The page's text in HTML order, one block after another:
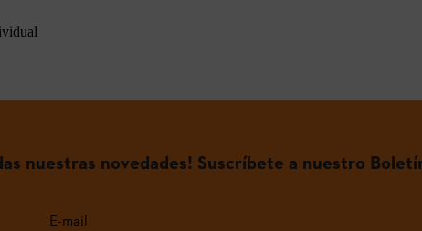
nuestras novedades! Suscríbete a nuestro
E-mail